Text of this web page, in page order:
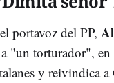
portavoz del PP,
"un torturador",
y reivindica